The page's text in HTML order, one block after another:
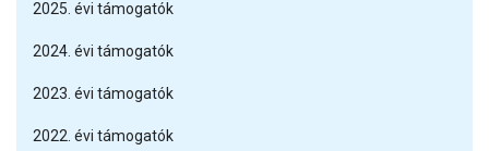
2025. évi támogatók
2024. évi támogatók
2023. évi támogatók
2022. évi támogatók